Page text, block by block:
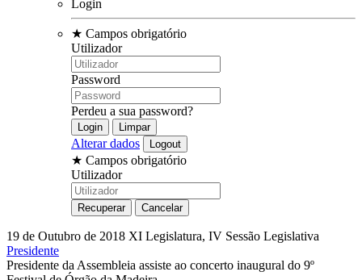
Login
★ Campos obrigatório
Utilizador
Password
Perdeu a sua password?
Alterar dados
★ Campos obrigatório
Utilizador
19 de Outubro de 2018 XI Legislatura, IV Sessão Legislativa
Presidente
Presidente da Assembleia assiste ao concerto inaugural do 9º